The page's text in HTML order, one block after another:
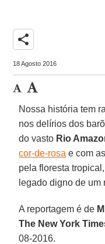
share
18 Agosto 2016
Nossa história tem
nos delírios dos
do vasto Rio
cor-de-rosa e com
pela floresta
legado digno de um
A reportagem é de
The New York
08-2016.